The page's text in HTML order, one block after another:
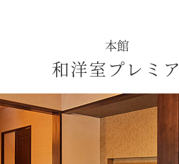
本館
和洋室プレミア